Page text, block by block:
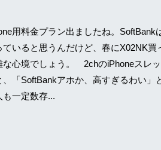
用料金プラン出ましたね。SoftBank
ていると思うんだけど、春にX02NK買
な心境でしょう。 2chのiPhoneスレ
、「SoftBankアホか、高すぎるわい」
も一定数存...